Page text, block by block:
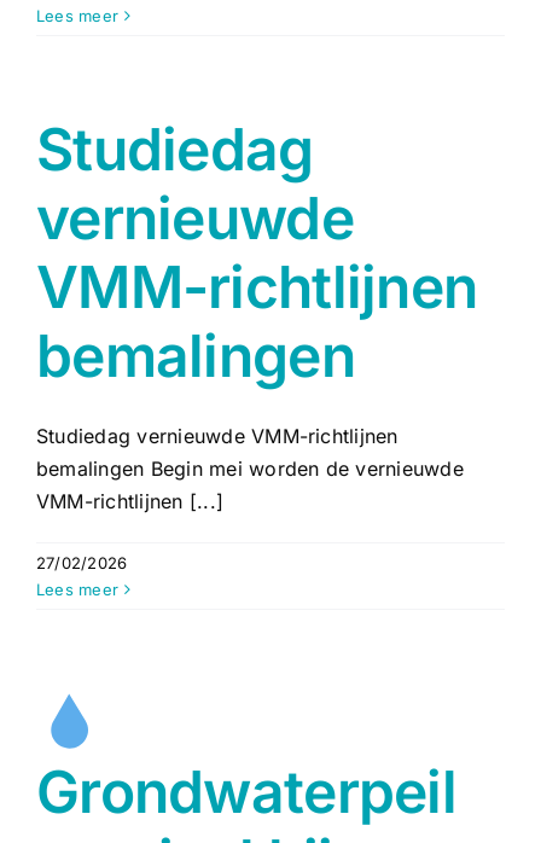
Lees meer
Studiedag
vernieuwde
VMM-richtlijnen
bemalingen
Studiedag vernieuwde VMM-richtlijnen
bemalingen Begin mei worden de vernieuwde
VMM-richtlijnen [...]
27/02/2026
Lees meer
Grondwaterpeil